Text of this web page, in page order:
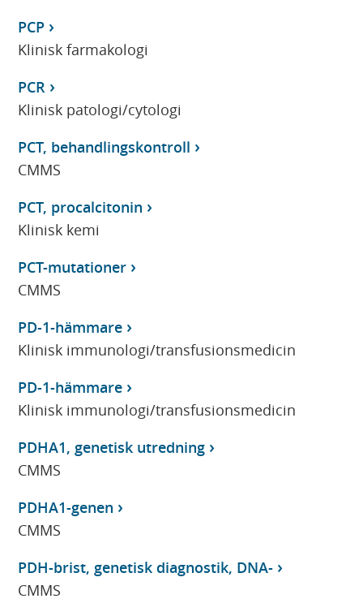
PCP
Klinisk farmakologi
PCR
Klinisk patologi/cytologi
PCT, behandlingskontroll
CMMS
PCT, procalcitonin
Klinisk kemi
PCT-mutationer
CMMS
PD-1-hämmare
Klinisk immunologi/transfusionsmedicin
PD-1-hämmare
Klinisk immunologi/transfusionsmedicin
PDHA1, genetisk utredning
CMMS
PDHA1-genen
CMMS
PDH-brist, genetisk diagnostik, DNA-
CMMS